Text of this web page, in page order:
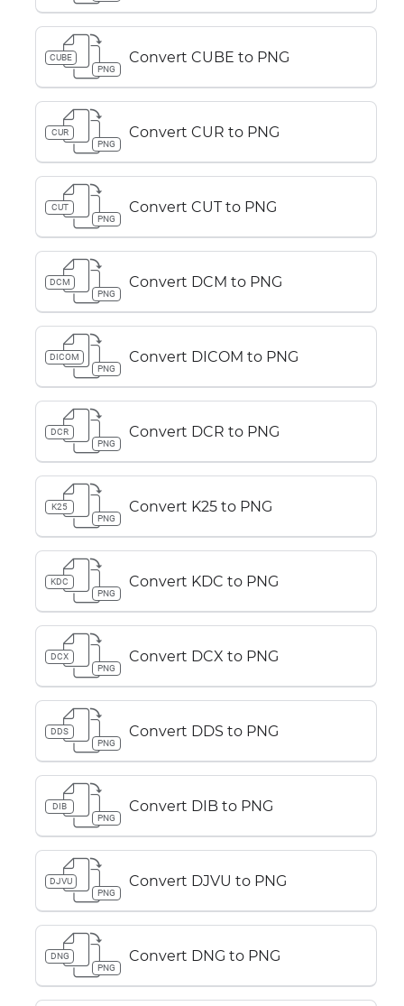
CUBE
PNG
Convert CUBE to PNG
CUR
PNG
Convert CUR to PNG
CUT
PNG
Convert CUT to PNG
DCM
PNG
Convert DCM to PNG
DICOM
PNG
Convert DICOM to PNG
DCR
PNG
Convert DCR to PNG
K25
PNG
Convert K25 to PNG
KDC
PNG
Convert KDC to PNG
DCX
PNG
Convert DCX to PNG
DDS
PNG
Convert DDS to PNG
DIB
PNG
Convert DIB to PNG
DJVU
PNG
Convert DJVU to PNG
DNG
PNG
Convert DNG to PNG